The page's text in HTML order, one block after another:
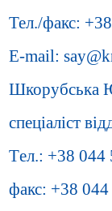
Тел./факс:
E-mail:
Шкорубська
спеціаліст
Тeл.: +38 044
факс: +38